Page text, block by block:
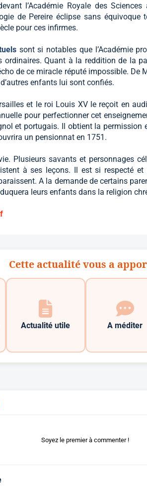
l’Académie Royale des
de Pereire éclipse sans équivoque
pour ces infirmes.
sont si notables que l’Académie
ordinaires. Quant à la reddition de la
de ce miracle réputé impossible. De
enfants lui sont confiés.
et le roi Louis XV le reçoit en
pour perfectionner cet
et portugais. Il obtient la permission
un pensionnat en 1751.
Plusieurs savants et personnages
à ses leçons. Il est si respecté
A la demande de certains
leurs enfants dans la religion
Cette actualité vous a
Actualité utile A méditer
Soyez le premier à commenter !